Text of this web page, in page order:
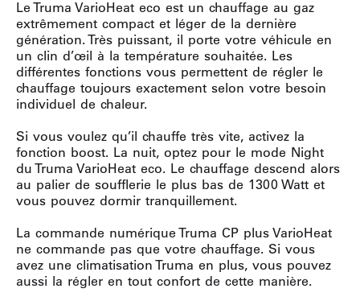
Le Truma VarioHeat eco est un chauffage au gaz
extrêmement compact et léger de la dernière
génération. Très puissant, il porte votre véhicule en
un clin d’œil à la température souhaitée. Les
différentes fonctions vous permettent de régler le
chauffage toujours exactement selon votre besoin
individuel de chaleur.
Si vous voulez qu’il chauffe très vite, activez la
fonction boost. La nuit, optez pour le mode Night
du Truma VarioHeat eco. Le chauffage descend alors
au palier de soufflerie le plus bas de 1300 Watt et
vous pouvez dormir tranquillement.
La commande numérique Truma CP plus VarioHeat
ne commande pas que votre chauffage. Si vous
avez une climatisation Truma en plus, vous pouvez
aussi la régler en tout confort de cette manière.